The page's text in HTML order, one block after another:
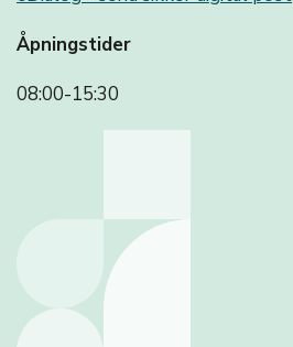
Åpningstider
08:00-15:30